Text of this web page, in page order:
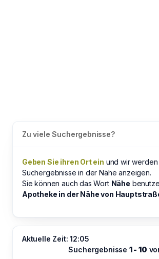
Zu viele Suchergebnisse?
Geben Sie ihren Ort ein und wir werden
Suchergebnisse in der Nähe anzeigen.
Sie können auch das Wort Nähe
Apotheke in der Nähe von
Aktuelle Zeit: 12:05
Suchergebnisse 1 - 10